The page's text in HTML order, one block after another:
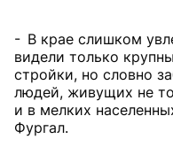
- В крае слишком
видели только
стройки, но словно
людей, живущих не
и в мелких
Фургал.